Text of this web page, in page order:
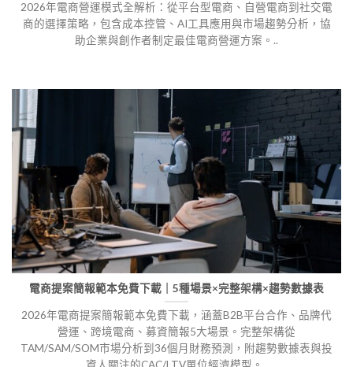
2026年電商營運模式全解析：從平台型電商、自營電商到社交電
商的選擇策略，包含成本控管、AI工具應用與市場趨勢分析，協
助企業與創作者制定最佳電商營運方案。..
電商提案簡報範本免費下載｜5種場景×完整架構×趨勢數據表
2026年電商提案簡報範本免費下載，涵蓋B2B平台合作、品牌代
營運、跨境電商、募資簡報5大場景。完整架構從
TAM/SAM/SOM市場分析到36個月財務預測，附趨勢數據表與投